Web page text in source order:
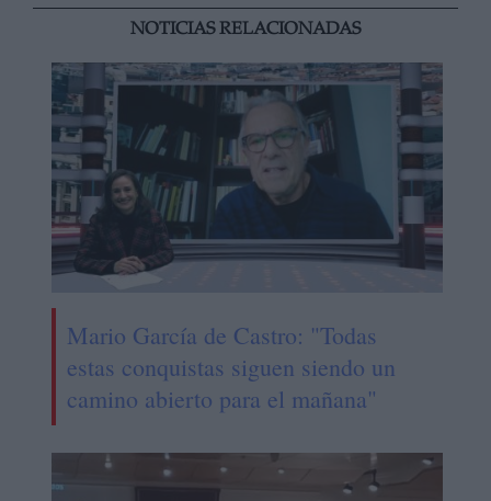
NOTICIAS RELACIONADAS
Mario García de Castro: "Todas
estas conquistas siguen siendo un
camino abierto para el mañana"